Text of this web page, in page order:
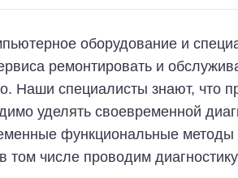
оборудование и
ремонтировать и
Наши специалисты знают, что
уделять своевременной
функциональные
том числе проводим